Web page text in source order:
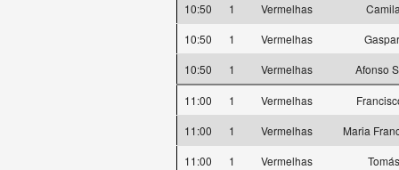
10:50 1 Vermelhas
10:50
1 Vermelhas
10:50
1 Vermelhas Afonso
11:00 1 Vermelhas
11:00
1 Vermelhas
Maria
11:00
1 Vermelhas